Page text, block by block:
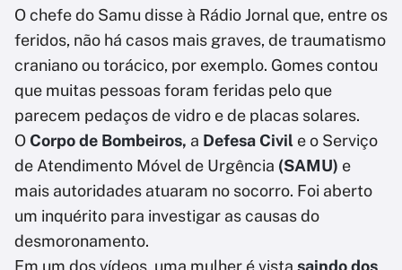
O chefe do Samu disse à Rádio Jornal que, entre os
feridos, não há casos mais graves, de traumatismo
craniano ou torácico, por exemplo. Gomes contou
que muitas pessoas foram feridas pelo que
parecem pedaços de vidro e de placas solares.
OCorpo de Bombeiros, a Defesa Civil e o Serviço
de Atendimento Móvel de Urgência (SAMU) e
mais autoridades atuaram no socorro. Foi aberto
um inquérito para investigar as causas do
desmoronamento.